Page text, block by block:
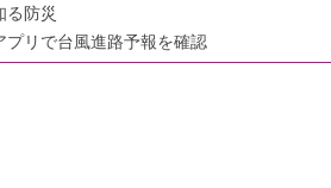
る防災
プリで台風進路予報を確認